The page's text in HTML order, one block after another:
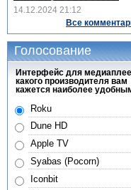
14.12.2024 21:12
Все
Голосование
Интерфейс для
какого производителя вам
кажется наиболее
Roku
Dune HD
Apple TV
Syabas (Pocorn)
Iconbit